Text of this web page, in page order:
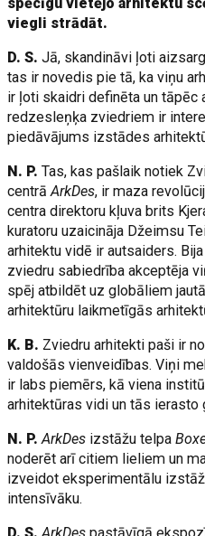
viegli strādāt.
D. S.Jā, skandināvi ļoti
tas ir novedis pie tā, ka viņu
ir ļoti skaidri definēta un tāpēc
redzesleņķa zviedriem ir
piedāvājums izstādes
N. P.Tas, kas pašlaik notiek
centrāArkDes, ir maza
centra direktoru kļuva brits
kuratoru uzaicināja Džeimsu
arhitektu vidē ir autsaiders.
zviedru sabiedrība akceptēja
spēj atbildēt uz globāliem
arhitektūru laikmetīgās
K. B. Zviedru arhitekti paši ir
valdošās vienveidības. Viņi
ir labs piemērs, kā viena
arhitektūras vidi un tās ierasto
N. P. ArkDes izstāžu telpa
noderēt arī citiem lieliem un
izveidot eksperimentālu
intensīvāku.